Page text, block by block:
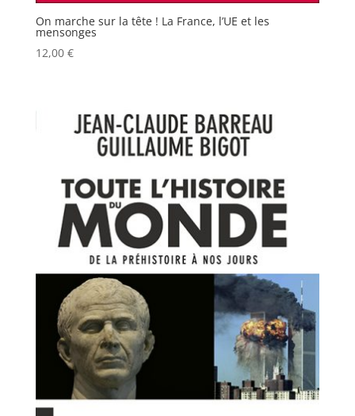
On marche sur la tête ! La France, l’UE et les
mensonges
12,00 €